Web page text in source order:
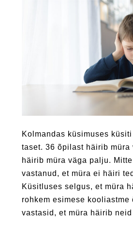
Kolmandas küsimuses
taset. 36 õpilast häirib müra
häirib müra väga palju.
vastanud, et müra ei häiri
Küsitluses selgus, et müra
rohkem esimese
vastasid, et müra häirib